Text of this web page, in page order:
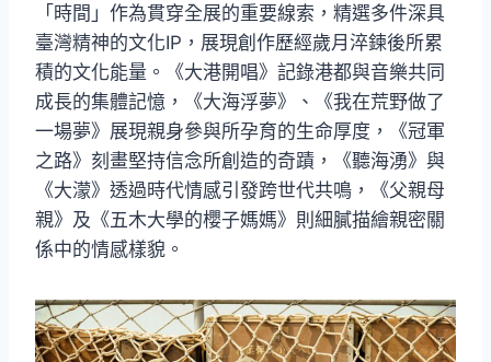
「時間」作為貫穿全展的重要線索，精選多件深具
臺灣精神的文化IP，展現創作歷經歲月淬鍊後所累
積的文化能量。《大港開唱》記錄港都與音樂共同
成長的集體記憶，《大海浮夢》、《我在荒野做了
一場夢》展現親身參與所孕育的生命厚度，《冠軍
之路》刻畫堅持信念所創造的奇蹟，《聽海湧》與
《大濛》透過時代情感引發跨世代共鳴，《父親母
親》及《五木大學的櫻子媽媽》則細膩描繪親密關
係中的情感樣貌。